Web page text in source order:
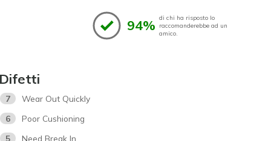
94% di chi ha risposto lo
raccomanderebbe ad un
amico.
7
Wear Out Quickly
6
Poor Cushioning
5
Need Break In